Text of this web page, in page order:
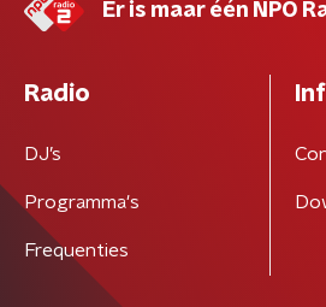
Er is maar één NPO
Radio
DJ’s
Programma's
Frequenties